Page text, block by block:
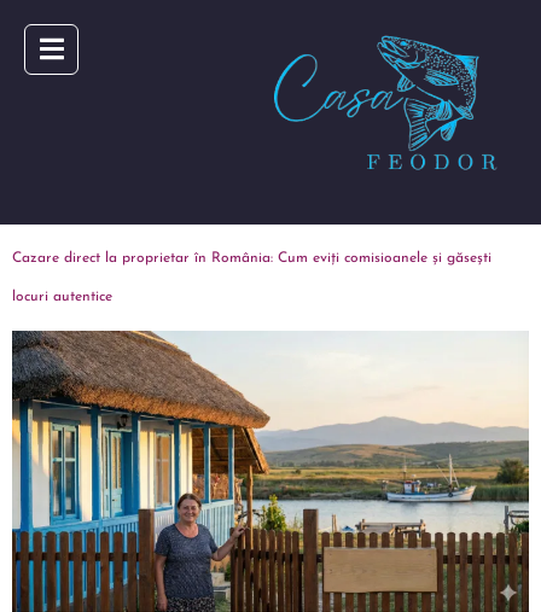
Cazare direct la proprietar în România: Cum eviți comisioanele și găsești
locuri autentice